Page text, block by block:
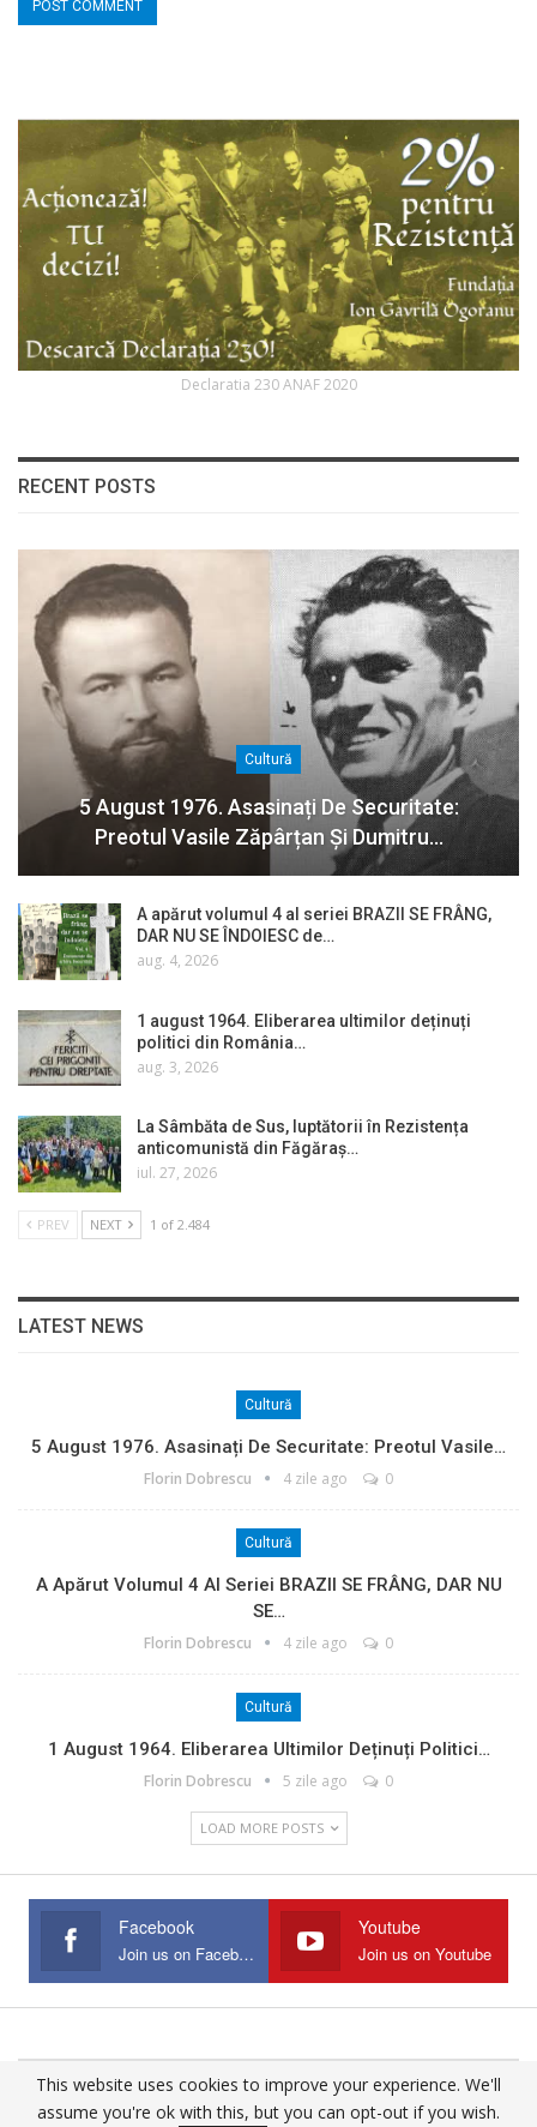
Declaratia 230 ANAF 2020
RECENT POSTS
Cultură
5 August 1976. Asasinați De Securitate:
Preotul Vasile Zăpârțan Și Dumitru…
A apărut volumul 4 al seriei BRAZII SE FRÂNG,
DAR NU SE ÎNDOIESC de…
aug. 4, 2026
1 august 1964. Eliberarea ultimilor deținuți
politici din România…
aug. 3, 2026
La Sâmbăta de Sus, luptătorii în Rezistența
anticomunistă din Făgăraș…
iul. 27, 2026
PREV NEXT 1 of 2.484
LATEST NEWS
Cultură
5 August 1976. Asasinați De Securitate: Preotul Vasile…
Florin Dobrescu 4 zile ago 0
Cultură
A Apărut Volumul 4 Al Seriei BRAZII SE FRÂNG, DAR NU
SE…
Florin Dobrescu 4 zile ago 0
Cultură
1 August 1964. Eliberarea Ultimilor Deținuți Politici…
Florin Dobrescu 5 zile ago 0
LOAD MORE POSTS
Facebook
Join us on Facebook
Youtube
Join us on Youtube
© 2025 - All Rights Reserved.
This website uses cookies to improve your experience. We'll
assume you're ok with this, but you can opt-out if you wish.